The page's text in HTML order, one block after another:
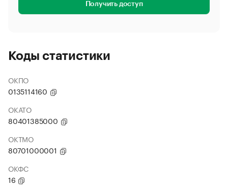
Получить доступ
Коды статистики
ОКПО
0135114160
ОКАТО
80401385000
ОКТМО
80701000001
ОКФС
16